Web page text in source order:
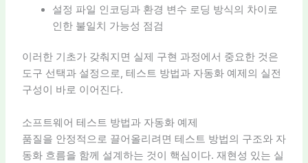
설정 파일 인코딩과 환경 변수 로딩 방식의 차이로
인한 불일치 가능성 점검
이러한 기초가 갖춰지면 실제 구현 과정에서 중요한 것은
도구 선택과 설정으로, 테스트 방법과 자동화 예제의 실전
구성이 바로 이어진다.
소프트웨어 테스트 방법과 자동화 예제
품질을 안정적으로 끌어올리려면 테스트 방법의 구조와 자
동화 흐름을 함께 설계하는 것이 핵심이다. 재현성 있는 실